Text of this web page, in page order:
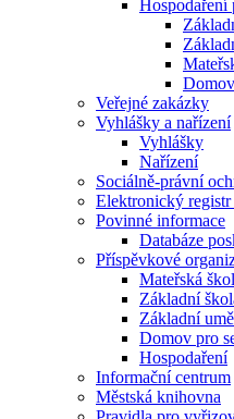
Hospodaření
Veřejné zakázky
Vyhlášky a nařízení
Vyhlášky
Nařízení
Sociálně-právní
Elektronický registr
Povinné informace
Databáze
Příspěvkové
Mateřská
Základní
Základní
Domov pro
Hospodaření
Informační centrum
Městská knihovna